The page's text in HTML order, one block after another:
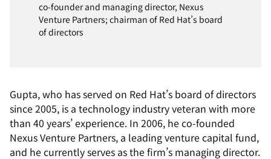
co-founder and managing director, Nexus
Venture Partners; chairman of Red Hat’s board
of directors
Gupta, who has served on Red Hat’s board of directors
since 2005, is a technology industry veteran with more
than 40 years’ experience. In 2006, he co-founded
Nexus Venture Partners, a leading venture capital fund,
and he currently serves as the firm’s managing director.